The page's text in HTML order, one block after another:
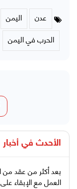
عدن اليمن
الحرب في اليمن
الأحدث في أخبار
بعد أكثر من عقد
العمل مع الإبقاء